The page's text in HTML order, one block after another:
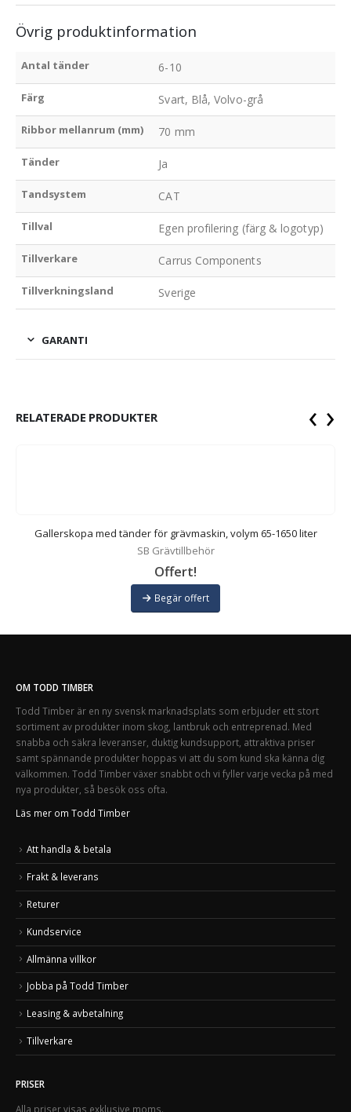
Övrig produktinformation
Antal tänder 6-10
Färg Svart, Blå, Volvo-grå
Ribbor mellanrum (mm) 70 mm
Tänder Ja
Tandsystem CAT
Tillval Egen profilering (färg & logotyp)
Tillverkare Carrus Components
Tillverkningsland Sverige
GARANTI
RELATERADE PRODUKTER
Gallerskopa med tänder för grävmaskin, volym 65-1650 liter
SB Grävtillbehör
Offert!
Begär offert
‹ ›
OM TODD TIMBER
Todd Timber är en ny svensk marknadsplats som erbjuder ett stort
sortiment av produkter inom skog, lantbruk och entreprenad. Med
snabba och säkra leveranser, duktig kundsupport, attraktiva priser
samt spännande produkter hoppas vi att du som kund ska känna dig
välkommen. Todd Timber växer snabbt och vi fyller varje vecka på med
nya produkter, så besök oss ofta.
Läs mer om Todd Timber
Att handla & betala
Frakt & leverans
Returer
Kundservice
Allmänna villkor
Jobba på Todd Timber
Leasing & avbetalning
Tillverkare
PRISER
Alla priser visas exklusive moms.